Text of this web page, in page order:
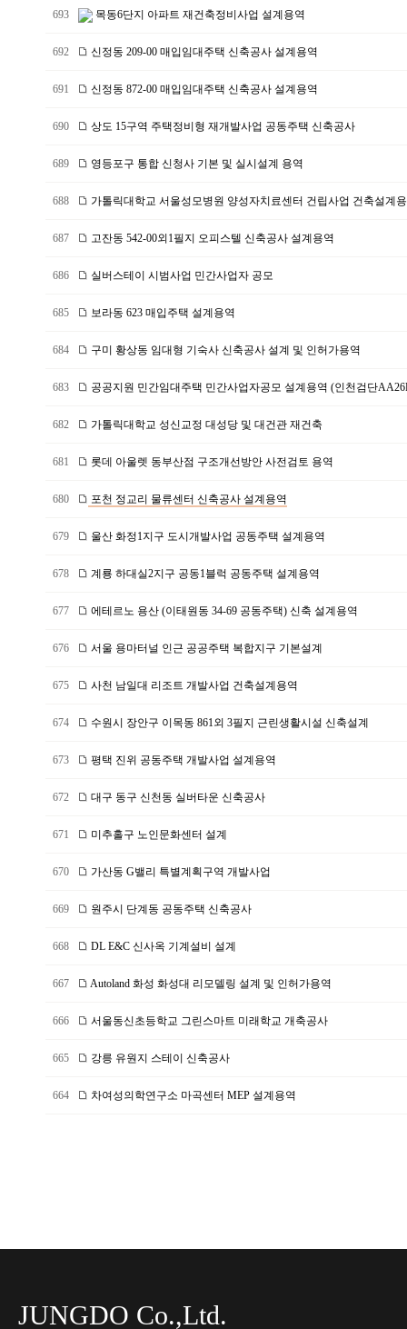
693 목동6단지 아파트 재건축정비사업 설계용역
692 신정동 209-00 매입임대주택 신축공사 설계용역
691 신정동 872-00 매입임대주택 신축공사 설계용역
690 상도 15구역 주택정비형 재개발사업 공동주택 신축공사
689 영등포구 통합 신청사 기본 및 실시설계 용역
688 가톨릭대학교 서울성모병원 양성자치료센터 건립사업 건축설계
687 고잔동 542-00외1필지 오피스텔 신축공사 설계용역
686 실버스테이 시범사업 민간사업자 공모
685 보라동 623 매입주택 설계용역
684 구미 황상동 임대형 기숙사 신축공사 설계 및 인허가용역
683 공공지원 민간임대주택 민간사업자공모 설계용역 (인천검단
682 가톨릭대학교 성신교정 대성당 및 대건관 재건축
681 롯데 아울렛 동부산점 구조개선방안 사전검토 용역
680 포천 정교리 물류센터 신축공사 설계용역
679 울산 화정1지구 도시개발사업 공동주택 설계용역
678 계룡 하대실2지구 공동1블럭 공동주택 설계용역
677 에테르노 용산 (이태원동 34-69 공동주택) 신축 설계용역
676 서울 용마터널 인근 공공주택 복합지구 기본설계
675 사천 남일대 리조트 개발사업 건축설계용역
674 수원시 장안구 이목동 861외 3필지 근린생활시설 신축설계
673 평택 진위 공동주택 개발사업 설계용역
672 대구 동구 신천동 실버타운 신축공사
671 미추홀구 노인문화센터 설계
670 가산동 G밸리 특별계획구역 개발사업
669 원주시 단계동 공동주택 신축공사
668 DL E&C 신사옥 기계설비 설계
667 Autoland 화성 화성대 리모델링 설계 및 인허가용역
666 서울동신초등학교 그린스마트 미래학교 개축공사
665 강릉 유원지 스테이 신축공사
664 차여성의학연구소 마곡센터 MEP 설계용역
JUNGDO Co.,Ltd.